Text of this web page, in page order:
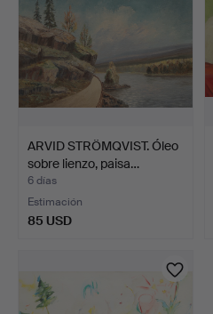
ARVID STRÖMQVIST. Óleo
sobre lienzo, paisa…
6 días
Estimación
85 USD